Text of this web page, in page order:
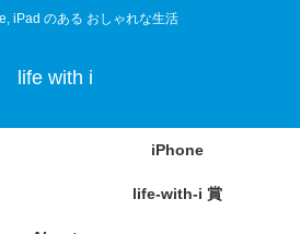
iPad のある おしゃれな生活
life with i
iPhone
life-with-i 賞